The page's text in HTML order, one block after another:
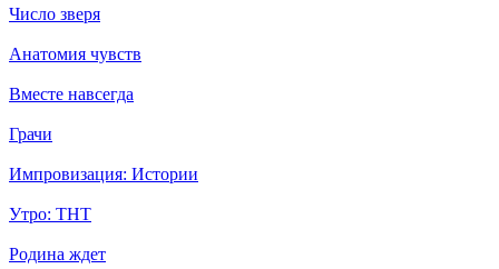
Число зверя
Анатомия чувств
Вместе навсегда
Грачи
Импровизация: Истории
Утро: ТНТ
Родина ждет